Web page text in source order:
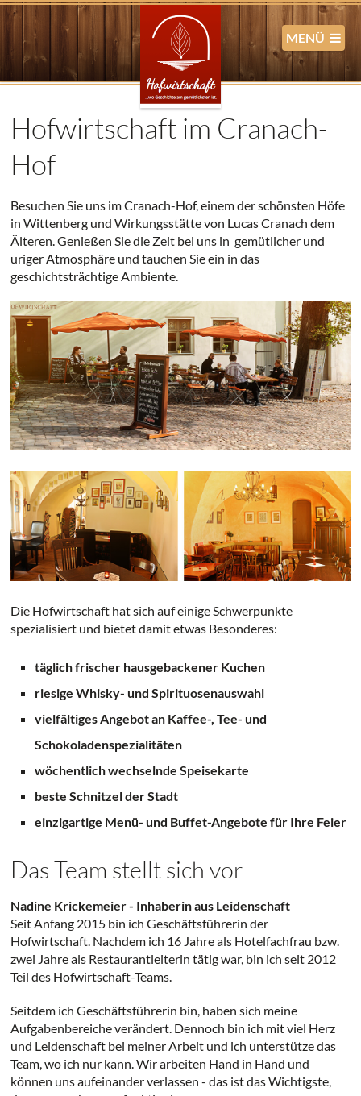
MENÜ
Hofwirtschaft im Cranach-
Hof
Besuchen Sie uns im Cranach-Hof, einem der schönsten Höfe
in Wittenberg und Wirkungsstätte von Lucas Cranach dem
Älteren. Genießen Sie die Zeit bei uns in gemütlicher und
uriger Atmosphäre und tauchen Sie ein in das
geschichtsträchtige Ambiente.
Die Hofwirtschaft hat sich auf einige Schwerpunkte
spezialisiert und bietet damit etwas Besonderes:
täglich frischer hausgebackener Kuchen
riesige Whisky- und Spirituosenauswahl
vielfältiges Angebot an Kaffee-, Tee- und
Schokoladenspezialitäten
wöchentlich wechselnde Speisekarte
beste Schnitzel der Stadt
einzigartige Menü- und Buffet-Angebote für Ihre Feier
Das Team stellt sich vor
Nadine Krickemeier - Inhaberin aus Leidenschaft
Seit Anfang 2015 bin ich Geschäftsführerin der
Hofwirtschaft. Nachdem ich 16 Jahre als Hotelfachfrau bzw.
zwei Jahre als Restaurantleiterin tätig war, bin ich seit 2012
Teil des Hofwirtschaft-Teams.
Seitdem ich Geschäftsführerin bin, haben sich meine
Aufgabenbereiche verändert. Dennoch bin ich mit viel Herz
und Leidenschaft bei meiner Arbeit und ich unterstütze das
Team, wo ich nur kann. Wir arbeiten Hand in Hand und
können uns aufeinander verlassen - das ist das Wichtigste,